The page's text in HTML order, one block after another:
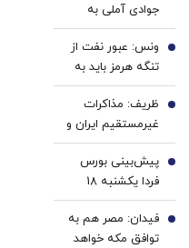
کننده
خانگی
جوادی آملی به
شایعه استعفای
پزشکیان
ونس: عبور نفت از
تنگه هرمز باید به
حداکثر خود برسد |
هنوز تا پایان بازی با
ایران فاصله داریم و
در میانه آن
هستیم | باید
ببینیم آیا ایرانی‌ها
بلندمدت ایجاد کنند
2
ظریف: مذاکرات
غیرمستقیم ایران و
آمریکا می‌تواند مانع
نتیجه مطلوب شود
| اروپا را نمی‌توان از
معادلات حذف کرد |
مدیریت تنش با
3
پیش‌بینی بورس
فردا یکشنبه 18
مرداد 1405 |
تقاضای سنگین در
انتظار معاملات فردا
4
فیدان: مصر هم به
توافق مکه خواهد
5